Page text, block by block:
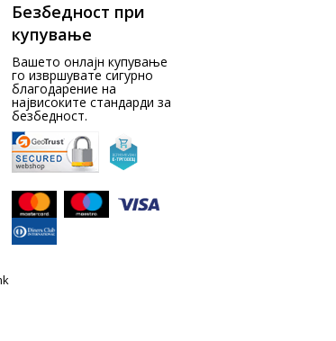
Безбедност при
купување
Вашето онлајн купување
го извршувате сигурно
благодарение на
највисоките стандарди за
безбедност.